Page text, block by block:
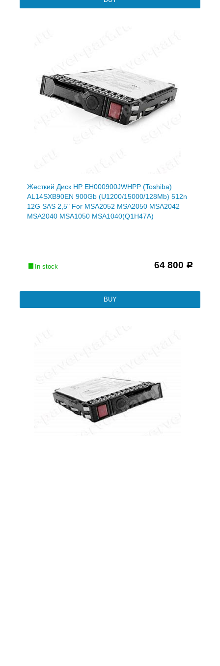
Жесткий Диск HP EH000900JWHPP (Toshiba)
AL14SXB90EN 900Gb (U1200/15000/128Mb) 512n
12G SAS 2,5" For MSA2052 MSA2050 MSA2042
MSA2040 MSA1050 MSA1040(Q1H47A)
In stock 64 800 Р